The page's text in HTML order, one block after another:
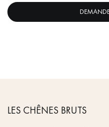
Demandez un
LES CHÊNES BRUTS